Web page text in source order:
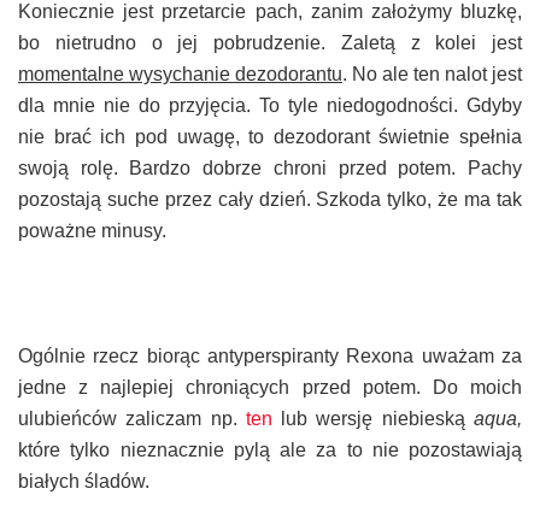
Koniecznie jest przetarcie pach, zanim założymy bluzkę,
bo nietrudno o jej pobrudzenie. Zaletą z kolei jest
momentalne wysychanie dezodorantu. No ale ten nalot jest
dla mnie nie do przyjęcia. To tyle niedogodności. Gdyby
nie brać ich pod uwagę, to dezodorant świetnie spełnia
swoją rolę. Bardzo dobrze chroni przed potem. Pachy
pozostają suche przez cały dzień. Szkoda tylko, że ma tak
poważne minusy.
Ogólnie rzecz biorąc antyperspiranty Rexona uważam za
jedne z najlepiej chroniących przed potem. Do moich
ulubieńców zaliczam np. ten lub wersję niebieskąaqua,
które tylko nieznacznie pylą ale za to nie pozostawiają
białych śladów.